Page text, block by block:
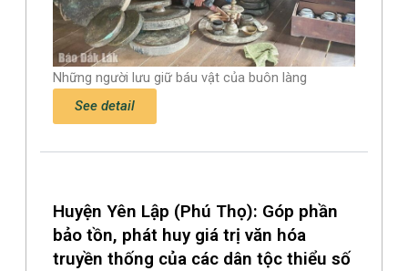
Những người lưu giữ báu vật của buôn làng
See detail
Huyện Yên Lập (Phú Thọ): Góp phần
bảo tồn, phát huy giá trị văn hóa
truyền thống của các dân tộc thiểu số